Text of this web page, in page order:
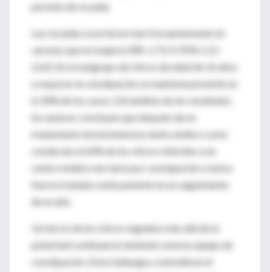
período de recaída.
Las recaídas ocurrieron más frecuentemente en
varones que en mujeres (RR: 1,73; IC95% 1,15-
2,62). En el subgrupo de chicos de edad de 16 años
y mayores la constipación se mantenía presente en
el 30% de los casos. Del análisis de los resultados
los autores concluyen que después de un
tratamiento inicial intensivo tanto médico como
conductal, el 60% de los chicos referidos a un
centro médico terciario por constipación crónica
fueron tratados exitosamente en un seguimiento
de un año.
Un tercio de los chicos seguidos más allá de la
pubertad continuaron teniendo severas quejas de
constipación. Estos hallazgos contradicen el